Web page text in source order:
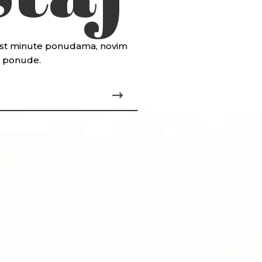
minute ponudama, novim
ponude.